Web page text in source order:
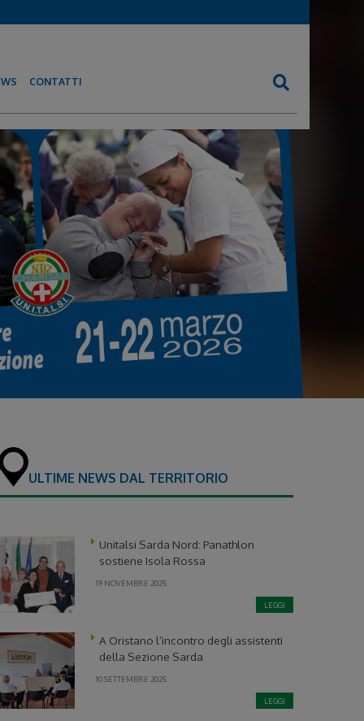
CONTATTI
ULTIME NEWS DAL TERRITORIO
Unitalsi Sarda Nord: Panathlon
sostiene Isola Rossa
LEGGI
19 NOVEMBRE 2025
A Oristano l’incontro degli assistenti
della Sezione Sarda
LEGGI
10 SETTEMBRE 2025